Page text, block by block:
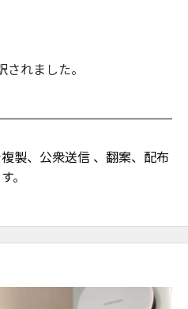
れました。
製、公衆送信 、翻案、配布
。